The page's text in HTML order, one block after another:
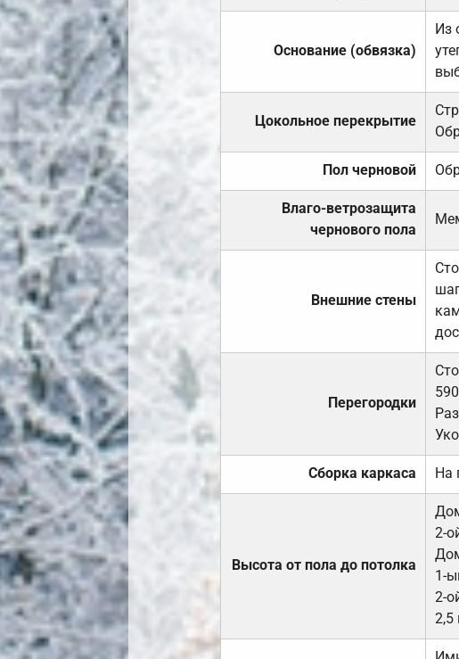
Основание (обвязка)
Из
Цокольное перекрытие
Пол черновой
Влаго-ветрозащита
чернового пола
Внешние стены
Перегородки
Сборка каркаса На
Высота от пола до потолка
2-
1-
2-
2,5